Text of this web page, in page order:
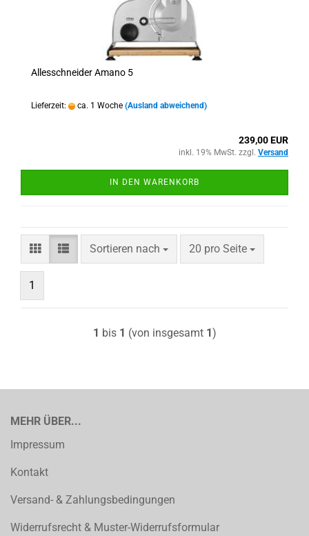
Allesschneider Amano 5
Lieferzeit: ca. 1 Woche (Ausland abweichend)
239,00 EUR
inkl. 19% MwSt. zzgl. Versand
IN DEN WARENKORB
Sortieren nach
Sortieren nach 20 pro Seite
pro Seite
1
1 bis 1 (von insgesamt 1)
MEHR ÜBER...
Impressum
Kontakt
Versand- & Zahlungsbedingungen
Widerrufsrecht & Muster-Widerrufsformular